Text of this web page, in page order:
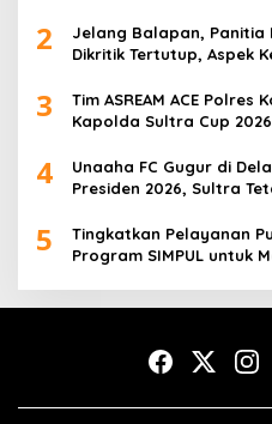
2
Jelang Balapan, Panitia
Dikritik Tertutup, Aspek
3
Tim ASREAM ACE Polres
Kapolda Sultra Cup 2026
4
Unaaha FC Gugur di
Presiden 2026, Sultra
5
Tingkatkan Pelayanan
Program SIMPUL untuk